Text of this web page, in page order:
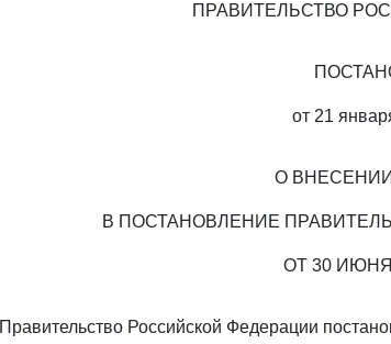
ПРАВИТЕЛЬСТВО
от 21
О
В ПОСТАНОВЛЕНИЕ
ОТ 30 ИЮНЯ
Правительство Российской Федерации